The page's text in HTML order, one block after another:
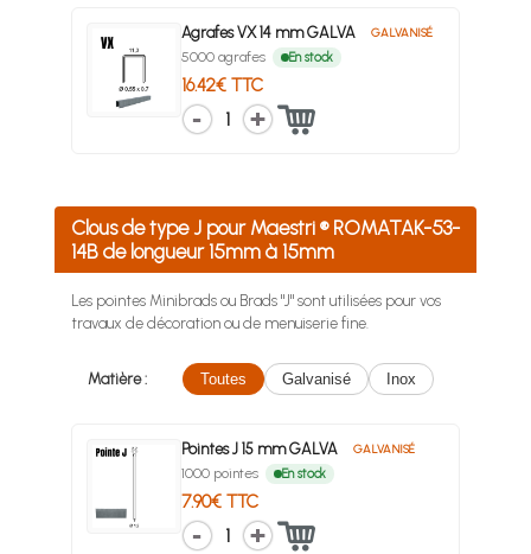
Agrafes VX 14 mm GALVA GALVANISÉ
5000 agrafes En stock
16.42€ TTC
1
Clous de type J pour Maestri ® ROMATAK-53-
14B de longueur 15mm à 15mm
Les pointes Minibrads ou Brads "J" sont utilisées pour vos
travaux de décoration ou de menuiserie fine.
Matière : Toutes Galvanisé Inox
Pointes J 15 mm GALVA GALVANISÉ
1000 pointes En stock
7.90€ TTC
1